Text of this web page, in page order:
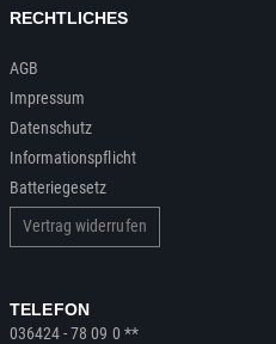
RECHTLICHES
AGB
Impressum
Datenschutz
Informationspflicht
Batteriegesetz
Vertrag widerrufen
TELEFON
036424 - 78 09 0 **